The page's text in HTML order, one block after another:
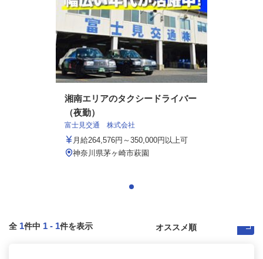
湘南エリアのタクシードライバー
（夜勤）
富士見交通 株式会社
月給264,576円～350,000円以上可
神奈川県茅ヶ崎市萩園
全 1件中 1 - 1件を表示